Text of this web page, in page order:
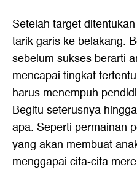
Setelah target
tarik garis ke belakang.
sebelum sukses berarti
mencapai tingkat
harus menempuh
Begitu seterusnya
apa. Seperti permainan
yang akan membuat
menggapai cita-cita